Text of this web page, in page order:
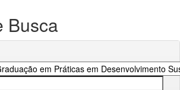
Busca